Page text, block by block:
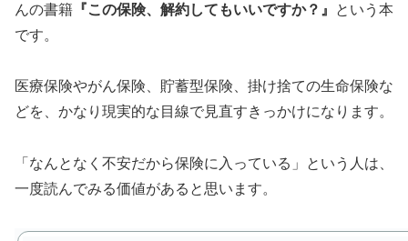
んの書籍 『この保険、解約してもいいですか？』
という本
です。
医療保険やがん保険、貯蓄型保険、掛け捨ての生命保険な
どを、かなり現実的な目線で見直すきっかけになります。
「なんとなく不安だから保険に入っている」という人は、
一度読んでみる価値があると思います。